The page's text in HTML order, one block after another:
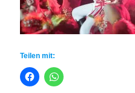
Teilen mit: